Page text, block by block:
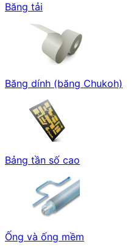
Băng tải
Băng dính (băng Chukoh)
Bảng tần số cao
Ống và ống mềm